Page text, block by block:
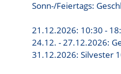
Sonn-/Feiertags:
21.12.2026: 10:30 -
24.12. - 27.12.2026:
31.12.2026: Silvester